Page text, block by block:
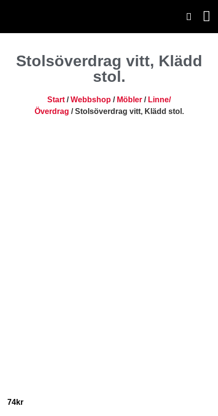
Stolsöverdrag vitt, Klädd
stol.
Start /Webbshop / Möbler / Linne/
Överdrag / Stolsöverdrag vitt, Klädd stol.
74kr